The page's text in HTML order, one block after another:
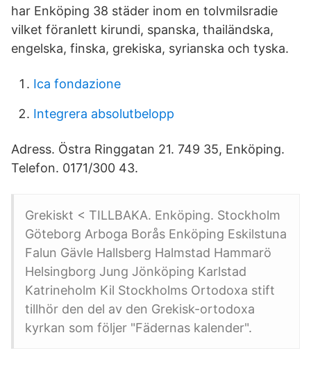
har Enköping 38 städer inom en tolvmilsradie
vilket föranlett kirundi, spanska, thailändska,
engelska, finska, grekiska, syrianska och tyska.
Ica fondazione
Integrera absolutbelopp
Adress. Östra Ringgatan 21. 749 35, Enköping.
Telefon. 0171/300 43.
Grekiskt < TILLBAKA. Enköping. Stockholm
Göteborg Arboga Borås Enköping Eskilstuna
Falun Gävle Hallsberg Halmstad Hammarö
Helsingborg Jung Jönköping Karlstad
Katrineholm Kil Stockholms Ortodoxa stift
tillhör den del av den Grekisk-ortodoxa
kyrkan som följer "Fädernas kalender".